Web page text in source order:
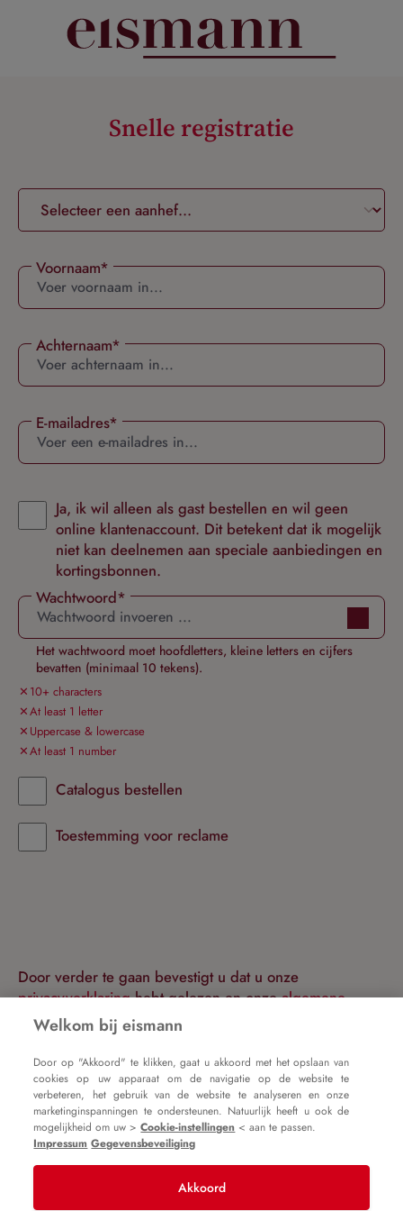
Snelle registratie
Voornaam*
Achternaam*
E-mailadres*
Ja, ik wil alleen als gast bestellen en wil geen
online klantenaccount. Dit betekent dat ik mogelijk
niet kan deelnemen aan speciale aanbiedingen en
kortingsbonnen.
Wachtwoord*
Het wachtwoord moet hoofdletters, kleine letters en cijfers
bevatten (minimaal 10 tekens).
10+ characters
At least 1 letter
Uppercase & lowercase
At least 1 number
Catalogus bestellen
Toestemming voor reclame
Door verder te gaan bevestigt u dat u onze
privacyverklaringhebt gelezen en onzealgemene
voorwaardenheeft geaccepteerd.
Doorgaan
Terug naar inloggen
Algemene voorwaarden
Welkom bij eismann
Door op "Akkoord" te klikken, gaat u akkoord met het opslaan van
cookies op uw apparaat om de navigatie op de website te
verbeteren, het gebruik van de website te analyseren en onze
marketinginspanningen te ondersteunen. Natuurlijk heeft u ook de
mogelijkheid om uw >Cookie-instellingen < aan te passen.
Impressum Gegevensbeveiliging
Akkoord